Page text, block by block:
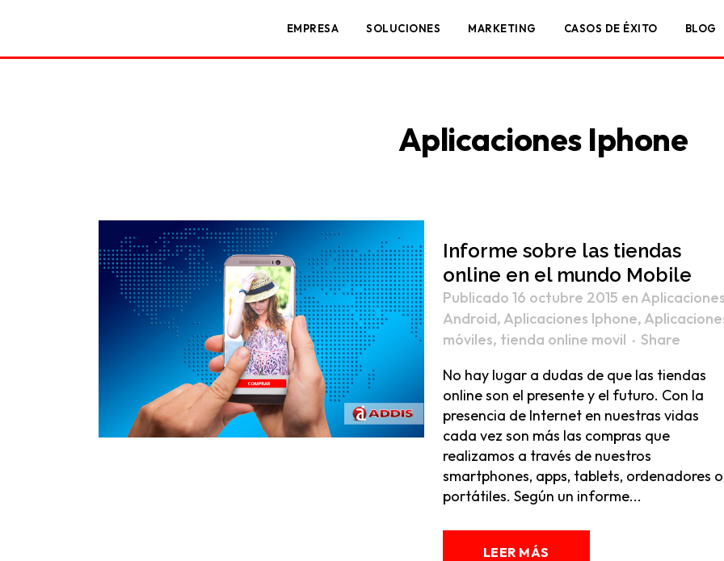
EMPRESA SOLUCIONES MARKETING CASOS DE ÉXITO BLOG
Aplicaciones Iphone
Informe sobre las tiendas
online en el mundo Mobile
Publicado 16 octubre 2015 en
Android, Aplicaciones Iphone,
móviles, tienda online movil
Share
No hay lugar a dudas de que las tiendas
online son el presente y el futuro. Con la
presencia de Internet en nuestras vidas
cada vez son más las compras que
realizamos a través de nuestros
smartphones, apps, tablets, ordenadores o
portátiles. Según un informe...
LEER MÁS